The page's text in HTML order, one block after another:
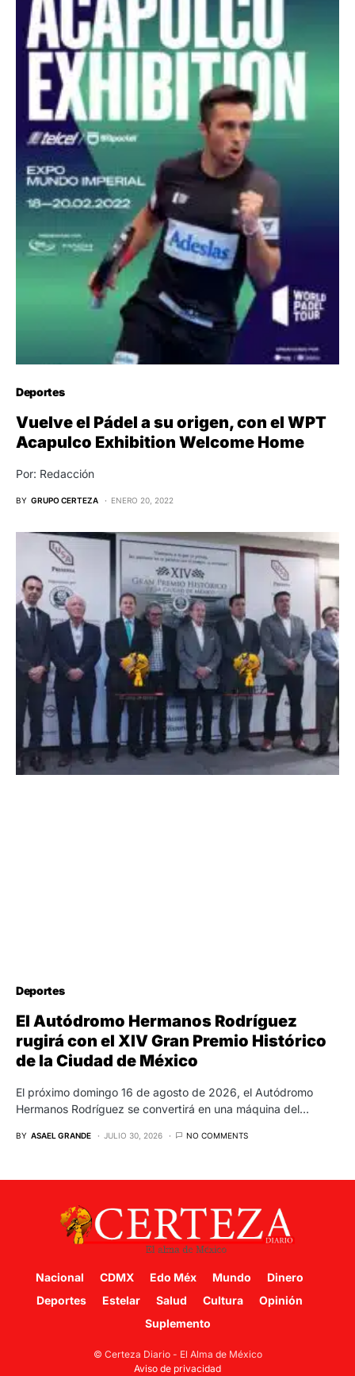
Deportes
Vuelve el Pádel a su origen, con el WPT
Acapulco Exhibition Welcome Home
Por: Redacción
BY GRUPO CERTEZA ENERO 20, 2022
Deportes
El Autódromo Hermanos Rodríguez
rugirá con el XIV Gran Premio Histórico
de la Ciudad de México
El próximo domingo 16 de agosto de 2026, el Autódromo
Hermanos Rodríguez se convertirá en una máquina del…
BY ASAEL GRANDE JULIO 30, 2026 NO COMMENTS
Nacional CDMX Edo Méx Mundo
Dinero
Deportes
Estelar Salud Cultura
Opinión
Suplemento
© Certeza Diario - El Alma de México
Aviso de privacidad